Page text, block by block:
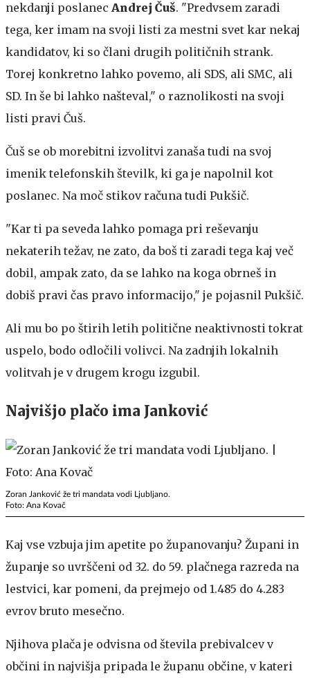
nekdanji poslanec Andrej Čuš. "Predvsem zaradi
tega, ker imam na svoji listi za mestni svet kar nekaj
kandidatov, ki so člani drugih političnih strank.
Torej konkretno lahko povemo, ali SDS, ali SMC, ali
SD. In še bi lahko našteval," o raznolikosti na svoji
listi pravi Čuš.
Čuš se ob morebitni izvolitvi zanaša tudi na svoj
imenik telefonskih številk, ki ga je napolnil kot
poslanec. Na moč stikov računa tudi Pukšič.
"Kar ti pa seveda lahko pomaga pri reševanju
nekaterih težav, ne zato, da boš ti zaradi tega kaj več
dobil, ampak zato, da se lahko na koga obrneš in
dobiš pravi čas pravo informacijo," je pojasnil Pukšič.
Ali mu bo po štirih letih politične neaktivnosti tokrat
uspelo, bodo odločili volivci. Na zadnjih lokalnih
volitvah je v drugem krogu izgubil.
Najvišjo plačo ima Janković
Zoran Janković že tri mandata vodi Ljubljano.
Foto: Ana Kovač
Kaj vse vzbuja jim apetite po županovanju? Župani in
županje so uvrščeni od 32. do 59. plačnega razreda na
lestvici, kar pomeni, da prejmejo od 1.485 do 4.283
evrov bruto mesečno.
Njihova plača je odvisna od števila prebivalcev v
občini in najvišja pripada le županu občine, v kateri